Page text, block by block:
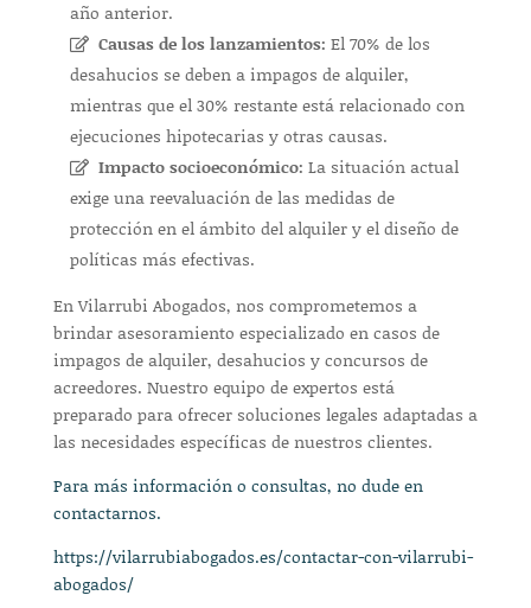
año anterior.
Causas de los lanzamientos: El 70% de los
desahucios se deben a impagos de alquiler,
mientras que el 30% restante está relacionado con
ejecuciones hipotecarias y otras causas.
Impacto socioeconómico: La situación actual
exige una reevaluación de las medidas de
protección en el ámbito del alquiler y el diseño de
políticas más efectivas.
En Vilarrubi Abogados, nos comprometemos a
brindar asesoramiento especializado en casos de
impagos de alquiler, desahucios y concursos de
acreedores. Nuestro equipo de expertos está
preparado para ofrecer soluciones legales adaptadas a
las necesidades específicas de nuestros clientes.
Para más información o consultas, no dude en
contactarnos.
https://vilarrubiabogados.es/contactar-con-vilarrubi-
abogados/